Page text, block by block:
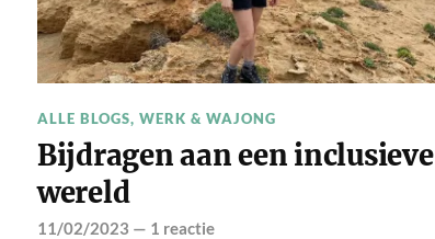
ALLE BLOGS, WERK & WAJONG
Bijdragen aan een inclusieve
wereld
11/02/2023 — 1 reactie